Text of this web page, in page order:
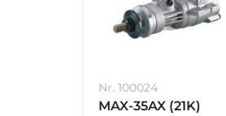
Nr. 100024
MAX-35AX (21K)